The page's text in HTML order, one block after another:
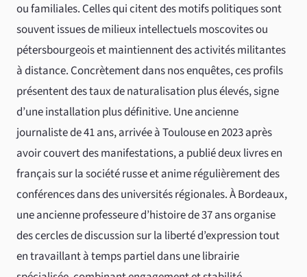
ou familiales. Celles qui citent des motifs politiques sont
souvent issues de milieux intellectuels moscovites ou
pétersbourgeois et maintiennent des activités militantes
à distance. Concrètement dans nos enquêtes, ces profils
présentent des taux de naturalisation plus élevés, signe
d’une installation plus définitive. Une ancienne
journaliste de 41 ans, arrivée à Toulouse en 2023 après
avoir couvert des manifestations, a publié deux livres en
français sur la société russe et anime régulièrement des
conférences dans des universités régionales. À Bordeaux,
une ancienne professeure d’histoire de 37 ans organise
des cercles de discussion sur la liberté d’expression tout
en travaillant à temps partiel dans une librairie